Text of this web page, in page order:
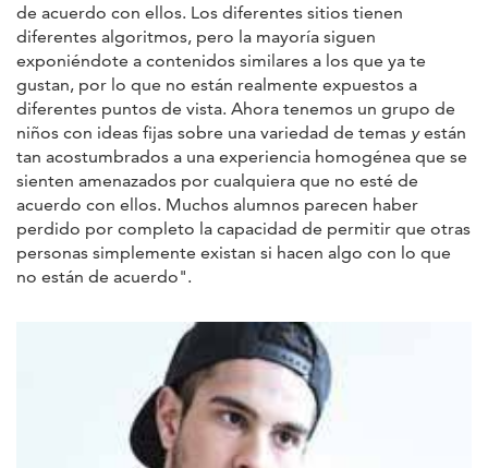
de acuerdo con ellos. Los diferentes sitios tienen
diferentes algoritmos, pero la mayoría siguen
exponiéndote a contenidos similares a los que ya te
gustan, por lo que no están realmente expuestos a
diferentes puntos de vista. Ahora tenemos un grupo de
niños con ideas fijas sobre una variedad de temas yestán
tan acostumbrados a una experiencia homogénea que se
sienten amenazados por cualquiera que no esté de
acuerdo con ellos. Muchos alumnos parecen haber
perdido por completo la capacidad de permitir que otras
personas simplemente existan si hacen algo con lo que
no están de acuerdo".